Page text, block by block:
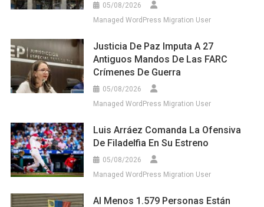
05/08/2026
Managed WordPress Migration User
Justicia De Paz Imputa A 27
Antiguos Mandos De Las FARC
Crímenes De Guerra
05/08/2026
Managed WordPress Migration User
Luis Arráez Comanda La Ofensiva
De Filadelfia En Su Estreno
05/08/2026
Managed WordPress Migration User
Al Menos 1.579 Personas Están